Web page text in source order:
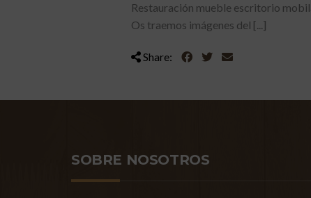
Restauración mueble escritorio
Os traemos imágenes del [...]
Share:
SOBRE NOSOTROS